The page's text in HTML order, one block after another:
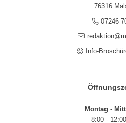
76316
07246
Info-
Montag -
8:00 -